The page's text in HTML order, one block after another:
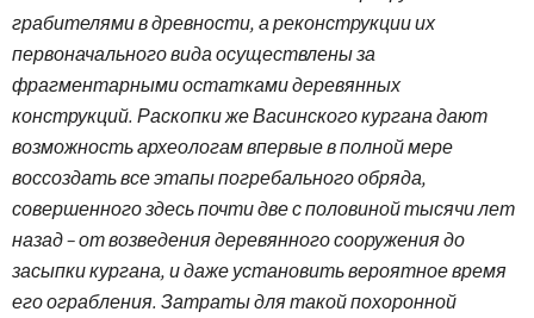
грабителями в древности, а реконструкции их
первоначального вида осуществлены за
фрагментарными остатками деревянных
конструкций. Раскопки же Васинского кургана дают
возможность археологам впервые в полной мере
воссоздать все этапы погребального обряда,
совершенного здесь почти две с половиной тысячи лет
назад – от возведения деревянного сооружения до
засыпки кургана, и даже установить вероятное время
его ограбления. Затраты для такой похоронной